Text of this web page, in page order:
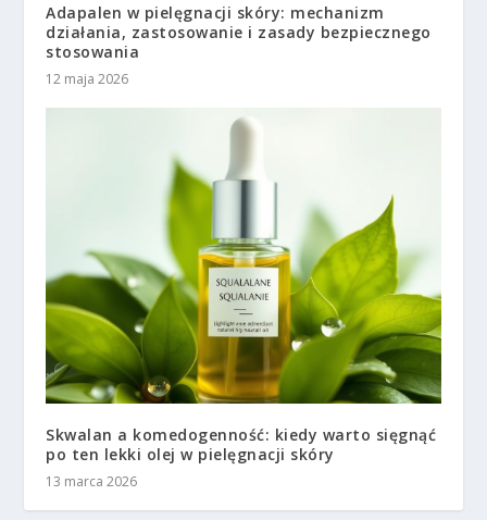
Adapalen w pielęgnacji skóry: mechanizm
działania, zastosowanie i zasady bezpiecznego
stosowania
12 maja 2026
Skwalan a komedogenność: kiedy warto sięgnąć
po ten lekki olej w pielęgnacji skóry
13 marca 2026